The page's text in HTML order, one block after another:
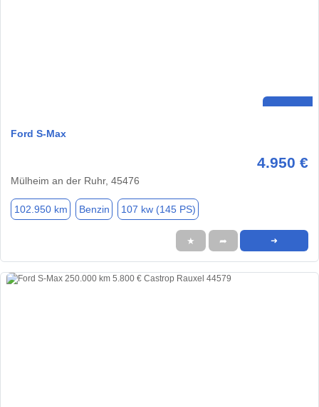
Ford S-Max
4.950 €
Mülheim an der Ruhr, 45476
102.950 km Benzin 107 kw (145 PS)
★ ➦ ➜